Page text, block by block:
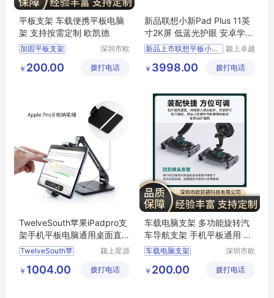
平板支架 车载便携平板电脑
架 支持按需定制 欧凯德
加固平板支架
三防平板支架
深圳市欧
有限公司
￥ 200.00 拨打电话
新品联想小新Pad Plus 11英
寸2K屏 低蓝光护眼 安卓学习
办公影音平板
新品上市联想平板小新Pa
颍上卓越
有限公司
￥ 3998.00 拨打电话
TwelveSouth苹果iPadpro支
架手机平板电脑通用桌面直
播懒人支撑架
TwelveSouth苹
颍上星源
有限公司
￥ 1004.00 拨打电话
车载电脑支架 多功能旋转汽
车导航支架 手机平板通用 欧
凯德
车载电脑支架
三防平板支架
深圳市欧
有限公司
￥ 200.00 拨打电话